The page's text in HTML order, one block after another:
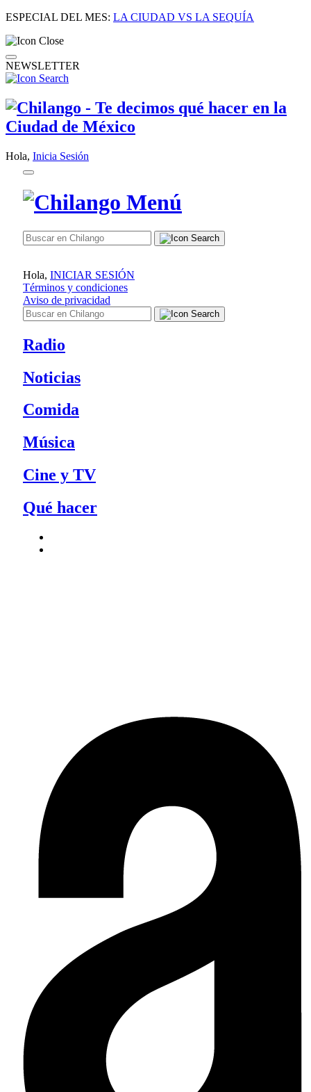
ESPECIAL DEL MES: LA CIUDAD VS LA SEQUÍA
NEWSLETTER
Hola, Inicia Sesión
Hola, INICIAR SESIÓN
Términos y condiciones
Aviso de privacidad
Radio
Noticias
Comida
Música
Cine y TV
Qué hacer